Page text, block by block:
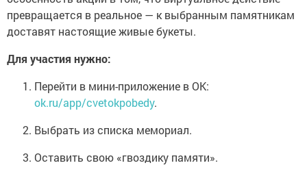
превращается в реальное — к выбранным памятникам
доставят настоящие живые букеты.
Для участия нужно:
Перейти в мини-приложение в ОК:
ok.ru/app/cvetokpobedy.
Выбрать из списка мемориал.
Оставить свою «гвоздику памяти».